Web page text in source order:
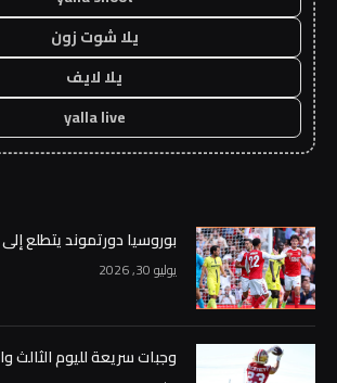
يلا شوت زون
يلا لايف
yalla live
بوروسيا دورتموند يتطلع إلى
يوليو 30, 2026
وجبات سريعة لليوم الثالث